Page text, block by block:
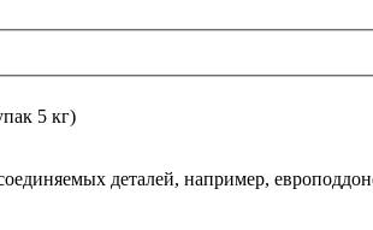
5 кг)
деталей, например,